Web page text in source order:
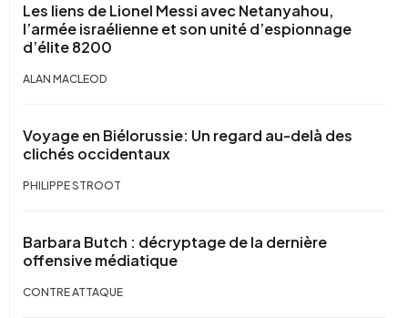
Les liens de Lionel Messi avec Netanyahou,
l’armée israélienne et son unité d’espionnage
d’élite 8200
ALAN MACLEOD
Voyage en Biélorussie: Un regard au-delà des
clichés occidentaux
PHILIPPE STROOT
Barbara Butch : décryptage de la dernière
offensive médiatique
CONTRE ATTAQUE